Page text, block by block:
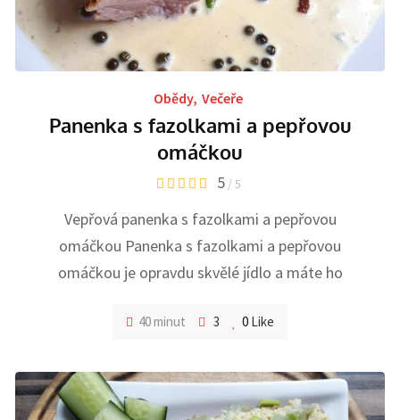
Obědy, Večeře
Panenka s fazolkami a pepřovou
omáčkou
5 / 5
Vepřová panenka s fazolkami a pepřovou
omáčkou Panenka s fazolkami a pepřovou
omáčkou je opravdu skvělé jídlo a máte ho
40 minut 3 0 Like